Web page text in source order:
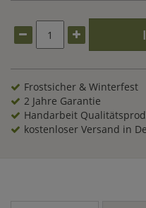
Frostsicher & Winterfest
2 Jahre Garantie
Handarbeit
kostenloser Versand in